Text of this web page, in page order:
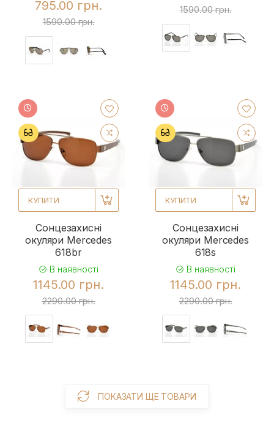
795.00 грн.
1590.00 грн.
1590.00 грн.
КУПИТИ
Сонцезахисні
окуляри Mercedes
618br
В наявності
1145.00 грн.
2290.00 грн.
КУПИТИ
Сонцезахисні
окуляри Mercedes
618s
В наявності
1145.00 грн.
2290.00 грн.
ПОКАЗАТИ ЩЕ ТОВАРИ